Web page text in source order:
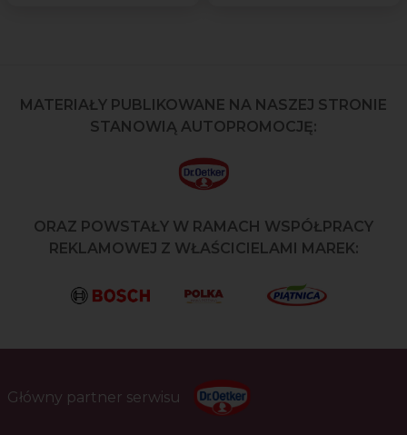
MATERIAŁY PUBLIKOWANE NA NASZEJ STRONIE
STANOWIĄ AUTOPROMOCJĘ:
ORAZ POWSTAŁY W RAMACH WSPÓŁPRACY
REKLAMOWEJ Z WŁAŚCICIELAMI MAREK:
Główny partner serwisu